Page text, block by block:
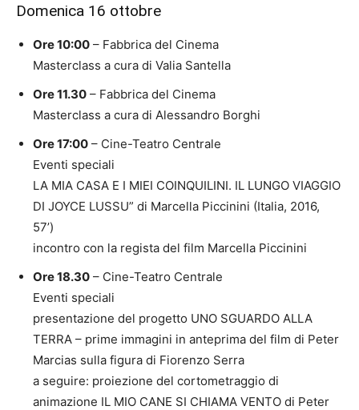
Domenica 16 ottobre
Ore 10:00 – Fabbrica del Cinema
Masterclass a cura di Valia Santella
Ore 11.30 – Fabbrica del Cinema
Masterclass a cura di Alessandro Borghi
Ore 17:00 – Cine-Teatro Centrale
Eventi speciali
LA MIA CASA E I MIEI COINQUILINI. IL LUNGO VIAGGIO
DI JOYCE LUSSU” di Marcella Piccinini (Italia, 2016,
57’)
incontro con la regista del film Marcella Piccinini
Ore 18.30 – Cine-Teatro Centrale
Eventi speciali
presentazione del progetto UNO SGUARDO ALLA
TERRA – prime immagini in anteprima del film di Peter
Marcias sulla figura di Fiorenzo Serra
a seguire: proiezione del cortometraggio di
animazione IL MIO CANE SI CHIAMA VENTO di Peter